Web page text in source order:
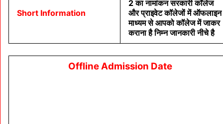
Short Information
2 का नामांकन सरकारी कॉलेज
और प्राइवेट कॉलेजों में ऑफलाइन
माध्यम से आपको कॉलेज में जाकर
कराना है निम्न जानकारी नीचे है
Offline Admission Date